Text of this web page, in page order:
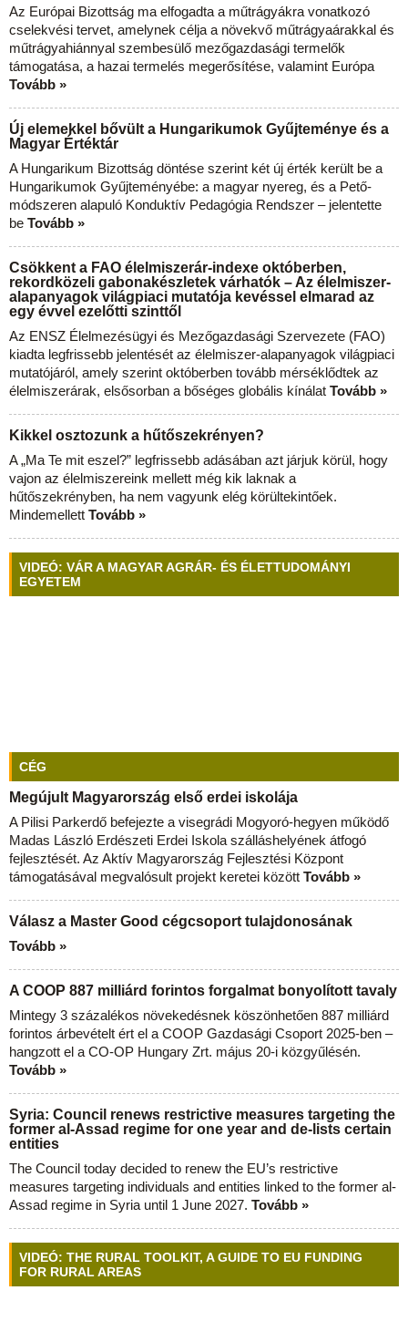
Az Európai Bizottság ma elfogadta a műtrágyákra vonatkozó
cselekvési tervet, amelynek célja a növekvő műtrágyaárakkal és
műtrágyahiánnyal szembesülő mezőgazdasági termelők
támogatása, a hazai termelés megerősítése, valamint Európa
Tovább »
Új elemekkel bővült a Hungarikumok Gyűjteménye és a
Magyar Értéktár
A Hungarikum Bizottság döntése szerint két új érték került be a
Hungarikumok Gyűjteményébe: a magyar nyereg, és a Pető-
módszeren alapuló Konduktív Pedagógia Rendszer – jelentette
be Tovább »
Csökkent a FAO élelmiszerár-indexe októberben,
rekordközeli gabonakészletek várhatók – Az élelmiszer-
alapanyagok világpiaci mutatója kevéssel elmarad az
egy évvel ezelőtti szinttől
Az ENSZ Élelmezésügyi és Mezőgazdasági Szervezete (FAO)
kiadta legfrissebb jelentését az élelmiszer-alapanyagok világpiaci
mutatójáról, amely szerint októberben tovább mérséklődtek az
élelmiszerárak, elsősorban a bőséges globális kínálat Tovább »
Kikkel osztozunk a hűtőszekrényen?
A „Ma Te mit eszel?” legfrissebb adásában azt járjuk körül, hogy
vajon az élelmiszereink mellett még kik laknak a
hűtőszekrényben, ha nem vagyunk elég körültekintőek.
Mindemellett Tovább »
VIDEÓ: VÁR A MAGYAR AGRÁR- ÉS ÉLETTUDOMÁNYI
EGYETEM
CÉG
Megújult Magyarország első erdei iskolája
A Pilisi Parkerdő befejezte a visegrádi Mogyoró-hegyen működő
Madas László Erdészeti Erdei Iskola szálláshelyének átfogó
fejlesztését. Az Aktív Magyarország Fejlesztési Központ
támogatásával megvalósult projekt keretei között Tovább »
Válasz a Master Good cégcsoport tulajdonosának
Tovább »
A COOP 887 milliárd forintos forgalmat bonyolított tavaly
Mintegy 3 százalékos növekedésnek köszönhetően 887 milliárd
forintos árbevételt ért el a COOP Gazdasági Csoport 2025-ben –
hangzott el a CO-OP Hungary Zrt. május 20-i közgyűlésén.
Tovább »
Syria: Council renews restrictive measures targeting the
former al-Assad regime for one year and de-lists certain
entities
The Council today decided to renew the EU’s restrictive
measures targeting individuals and entities linked to the former al-
Assad regime in Syria until 1 June 2027. Tovább »
VIDEÓ: THE RURAL TOOLKIT, A GUIDE TO EU FUNDING
FOR RURAL AREAS